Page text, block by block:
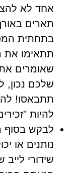
אחד לא
תארים
בתחתית
תתאימו את
שאומרים
שלכם נכון,
תתבאסו!
להיות
לבקש בסוף
נותנים או
שידורי